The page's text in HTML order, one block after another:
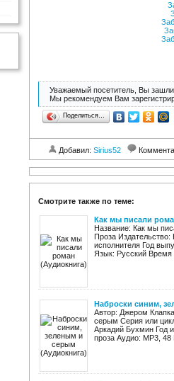
Уважаемый посетитель, Вы зашли
Мы рекомендуем Вам
Поделиться…
Добавил: Sirius52
Смотрите также по теме:
Как мы писали
Название: Как мы
Проза
исполнителя Год
Язык: Русский Время
Наброски синим,
Автор: Джером
серым Серия или
Аркадий Бухмин Год
проза Аудио: MP3,